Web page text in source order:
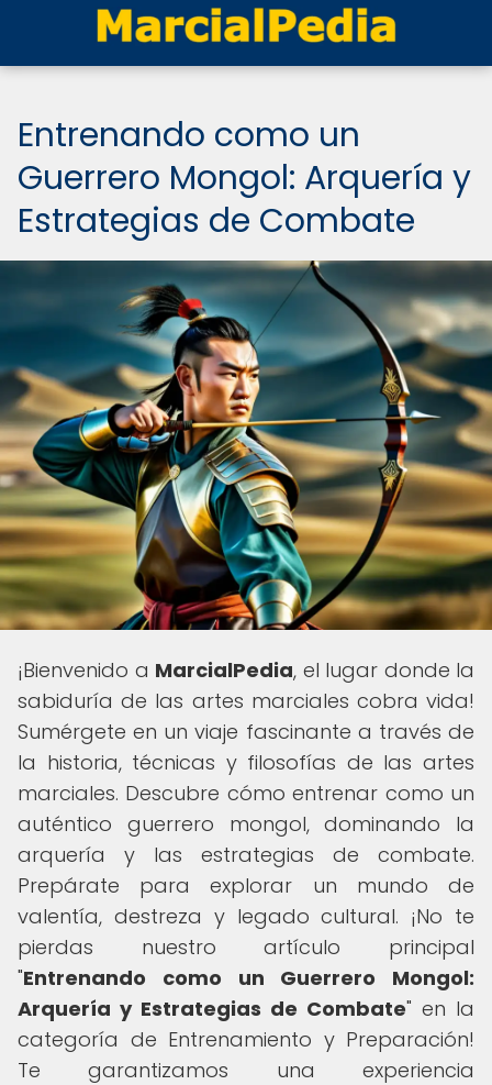
Entrenando como un
Guerrero Mongol: Arquería y
Estrategias de Combate
¡Bienvenido a MarcialPedia, el lugar donde la
sabiduría de las artes marciales cobra vida!
Sumérgete en un viaje fascinante a través de
la historia, técnicas y filosofías de las artes
marciales. Descubre cómo entrenar como un
auténtico guerrero mongol, dominando la
arquería y las estrategias de combate.
Prepárate para explorar un mundo de
valentía, destreza y legado cultural. ¡No te
pierdas nuestro artículo principal
"Entrenando como un Guerrero Mongol:
Arquería y Estrategias de Combate" en la
categoría de Entrenamiento y Preparación!
Te garantizamos una experiencia